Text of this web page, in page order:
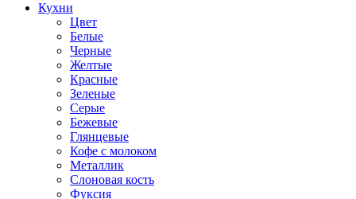
Кухни
Цвет
Белые
Черные
Желтые
Красные
Зеленые
Серые
Бежевые
Глянцевые
Кофе с молоком
Металлик
Слоновая кость
Фуксия